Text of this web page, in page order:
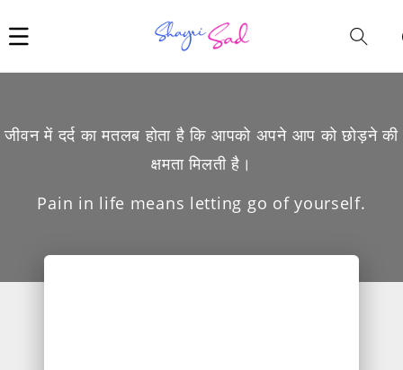
जीवन में दर्द का मतलब होता है कि आपको अपने आप को छोड़ने की
क्षमता मिलती है।
Pain in life means letting go of yourself.